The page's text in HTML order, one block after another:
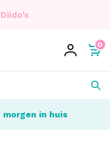
Dildo's
0
morgen in huis